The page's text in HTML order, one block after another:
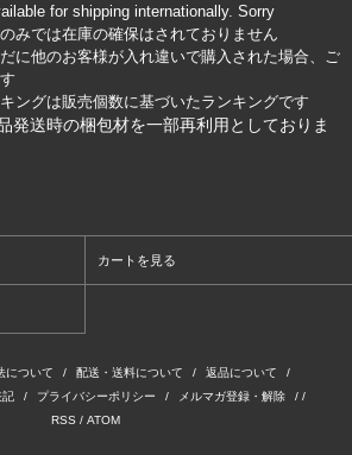
for shipping internationally. Sorry
みでは在庫の確保はされておりません
に他のお客様が入れ違いで購入された場合、ご
ングは販売個数に基づいたランキングです
発送時の梱包材を一部再利用としておりま
カートを見る
について / 配送・送料について / 返品について
/
記
/ プライバシーポリシー / メルマガ登録・解除
/ /
RSS / ATOM